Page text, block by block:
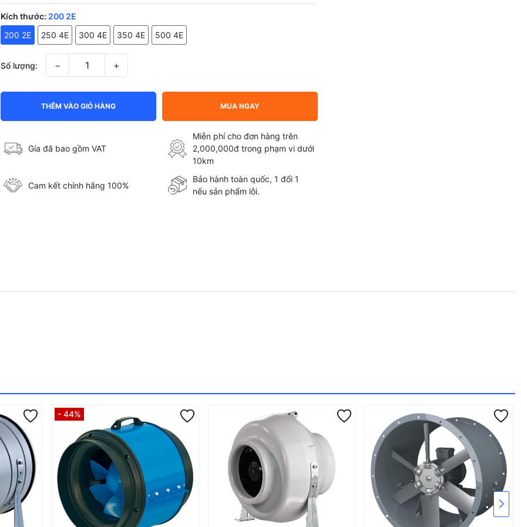
Kích thước: 200 2E
200 2E
250 4E 300 4E 350 4E 500 4E
Số lượng: − +
THÊM VÀO GIỎ HÀNG MUA NGAY
Gía đã bao gồm VAT
Miễn phí cho đơn hàng trên
2,000,000đ trong phạm vi dưới
10km
Cam kết chính hãng 100%
Bảo hành toàn quốc, 1 đổi 1
nếu sản phẩm lỗi.
- 44%